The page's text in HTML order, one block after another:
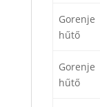
Gorenje
hűtő
Gorenje
hűtő